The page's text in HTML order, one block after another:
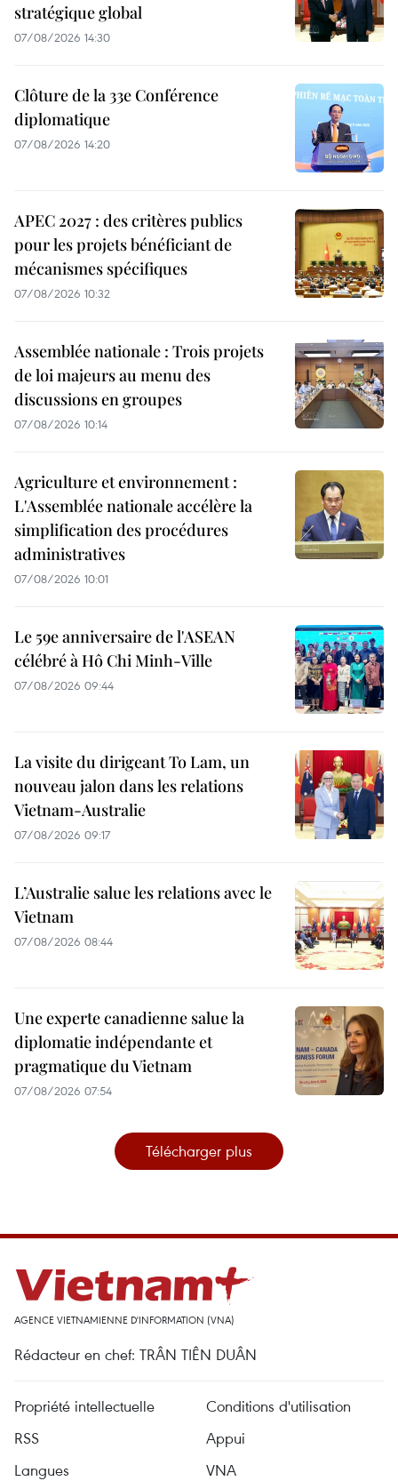
stratégique global
07/08/2026 14:30
Clôture de la 33e Conférence
diplomatique
07/08/2026 14:20
APEC 2027 : des critères publics
pour les projets bénéficiant de
mécanismes spécifiques
07/08/2026 10:32
Assemblée nationale : Trois projets
de loi majeurs au menu des
discussions en groupes
07/08/2026 10:14
Agriculture et environnement :
L'Assemblée nationale accélère la
simplification des procédures
administratives
07/08/2026 10:01
Le 59e anniversaire de l'ASEAN
célébré à Hô Chi Minh-Ville
07/08/2026 09:44
La visite du dirigeant To Lam, un
nouveau jalon dans les relations
Vietnam-Australie
07/08/2026 09:17
L’Australie salue les relations avec le
Vietnam
07/08/2026 08:44
Une experte canadienne salue la
diplomatie indépendante et
pragmatique du Vietnam
07/08/2026 07:54
Télécharger plus
AGENCE VIETNAMIENNE D'INFORMATION (VNA)
Rédacteur en chef: TRÂN TIÊN DUÂN
Propriété intellectuelle
Conditions d'utilisation
RSS
Appui
Langues
VNA